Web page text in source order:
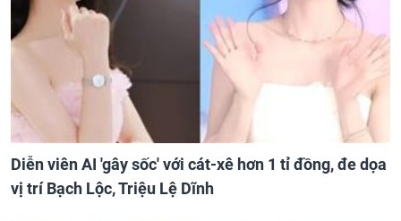
Diễn viên AI 'gây sốc' với cát-xê hơn 1 tỉ đồng, đe dọa
vị trí Bạch Lộc, Triệu Lệ Dĩnh